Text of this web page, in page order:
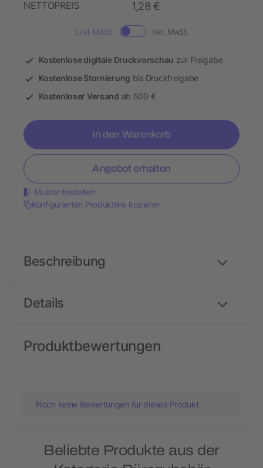
NETTOPREIS
1,28 €
Exkl. MwSt. Inkl. MwSt.
Kostenlose digitale Druckvorschau zur Freigabe
Kostenlose Stornierung bis Druckfreigabe
Kostenloser Versand ab 500 €
In den Warenkorb
Angebot erhalten
Muster bestellen
Konfigurierten Produktlink kopieren
Details
Beschreibung
Produktbewertungen
Noch keine Bewertungen für dieses Produkt.
Beliebte Produkte aus der